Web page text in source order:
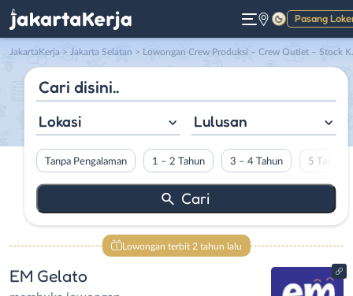
Pasang
Gelap
JakartaKerja > Jakarta Selatan > Lowongan Crew Produksi – Crew Outlet – Stock Keeper – Pastry Commis Gelato di EM Gelato
Lokasi Lulusan
Tanpa Pengalaman 1 – 2 Tahun 3 – 4 Tahun 5 Tahun
Lowongan terbit 2 tahun lalu
EM Gelato